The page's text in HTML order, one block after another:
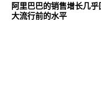
阿里巴巴的销售增长几乎
大流行前的水平